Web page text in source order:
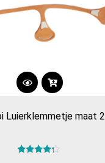
Luierklemmetje maat 2